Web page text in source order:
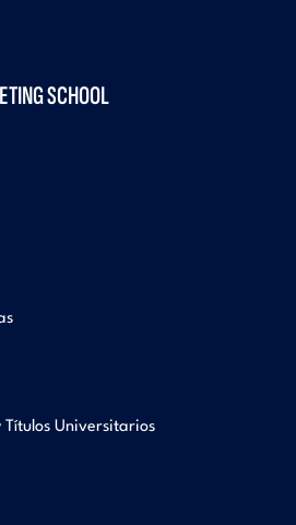
SCHOOL
Títulos Universitarios